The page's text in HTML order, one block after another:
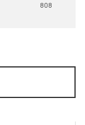
808